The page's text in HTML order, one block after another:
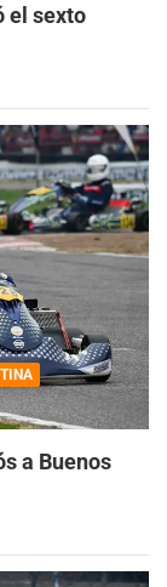
el sexto
a Buenos